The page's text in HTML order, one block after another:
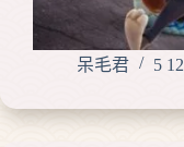
呆毛君 5